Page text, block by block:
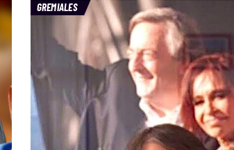
GREMIALES